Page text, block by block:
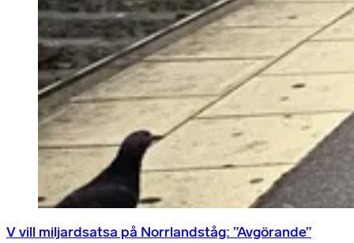
V vill miljardsatsa på Norrlandståg: ”Avgörande”